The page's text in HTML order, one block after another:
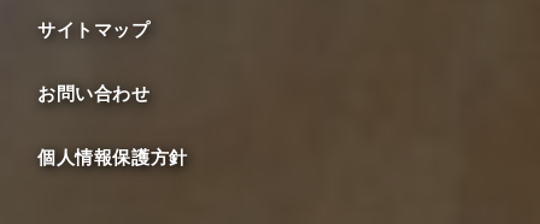
サイトマップ
お問い合わせ
個人情報保護方針